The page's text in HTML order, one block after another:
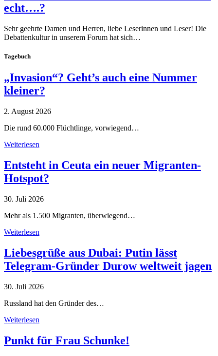
echt….?
Sehr geehrte Damen und Herren, liebe Leserinnen und Leser! Die
Debattenkultur in unserem Forum hat sich…
Tagebuch
„Invasion“? Geht’s auch eine Nummer
kleiner?
2. August 2026
Die rund 60.000 Flüchtlinge, vorwiegend…
Weiterlesen
Entsteht in Ceuta ein neuer Migranten-
Hotspot?
30. Juli 2026
Mehr als 1.500 Migranten, überwiegend…
Weiterlesen
Liebesgrüße aus Dubai: Putin lässt
Telegram-Gründer Durow weltweit jagen
30. Juli 2026
Russland hat den Gründer des…
Weiterlesen
Punkt für Frau Schunke!